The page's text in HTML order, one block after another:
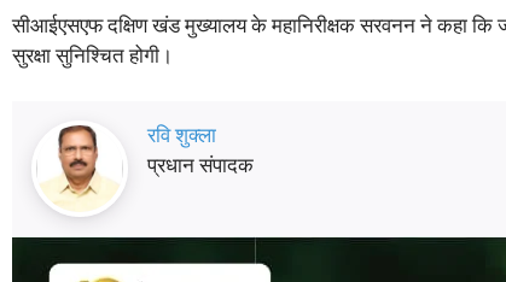
सीआईएसएफ दक्षिण खंड मुख्यालय के महानिरीक्षक सरवनन ने कहा कि
सुरक्षा सुनिश्चित होगी।
रवि शुक्ला
प्रधान संपादक